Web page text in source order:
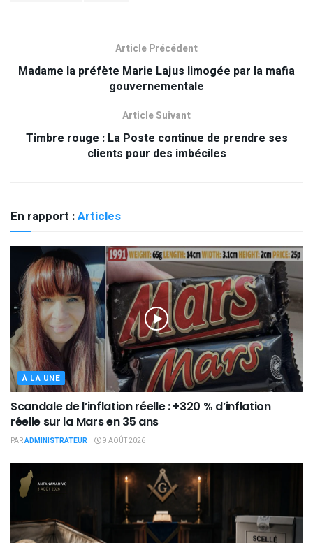
Article Précédent
Madame la préfète Marie Lajus limogée par la mafia
gouvernementale
Article Suivant
Timbre rouge : La Poste continue de prendre ses
clients pour des imbéciles
En rapport :Articles
À LA UNE
Scandale de l’inflation réelle : +320 % d’inflation
réelle sur la Mars en 35 ans
PARADMINISTRATEUR 9 AOÛT 2026